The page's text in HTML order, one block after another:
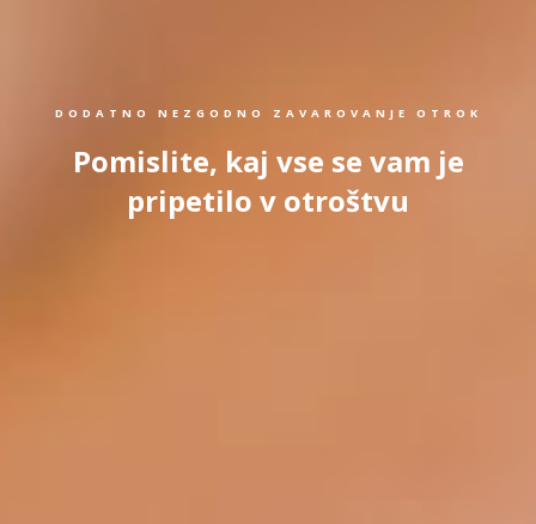
DODATNO NEZGODNO ZAVAROVANJE OTROK
Pomislite, kaj vse se vam je
pripetilo v otroštvu